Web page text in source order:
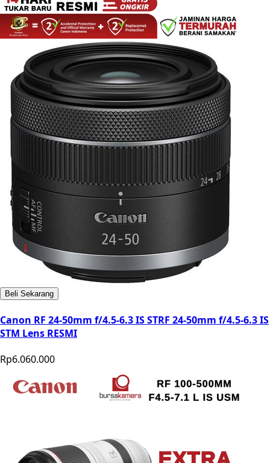
Beli Sekarang
Canon RF 24-50mm f/4.5-6.3 IS STRF 24-50mm f/4.5-6.3 IS
STM Lens RESMI
Rp6.060.000